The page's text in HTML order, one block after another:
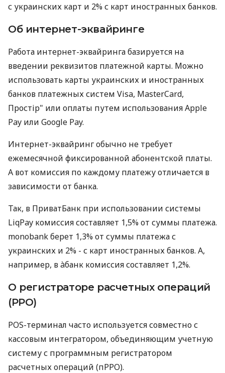
с украинских карт и 2% с карт иностранных банков.
Об интернет-эквайринге
Работа интернет-эквайринга базируется на
введении реквизитов платежной карты. Можно
использовать карты украинских и иностранных
банков платежных систем Visa, MasterCard,
Простір" или оплаты путем использования Apple
Pay или Google Pay.
Интернет-эквайринг обычно не требует
ежемесячной фиксированной абонентской платы.
А вот комиссия по каждому платежу отличается в
зависимости от банка.
Так, в ПриватБанк при использовании системы
LiqPay комиссия составляет 1,5% от суммы платежа.
monobank берет 1,3% от суммы платежа с
украинских и 2% - с карт иностранных банков. А,
например, в àбанк комиссия составляет 1,2%.
О регистраторе расчетных операций
(РРО)
POS-терминал часто используется совместно с
кассовым интегратором, объединяющим учетную
систему с программным регистратором
расчетных операций (пРРО).